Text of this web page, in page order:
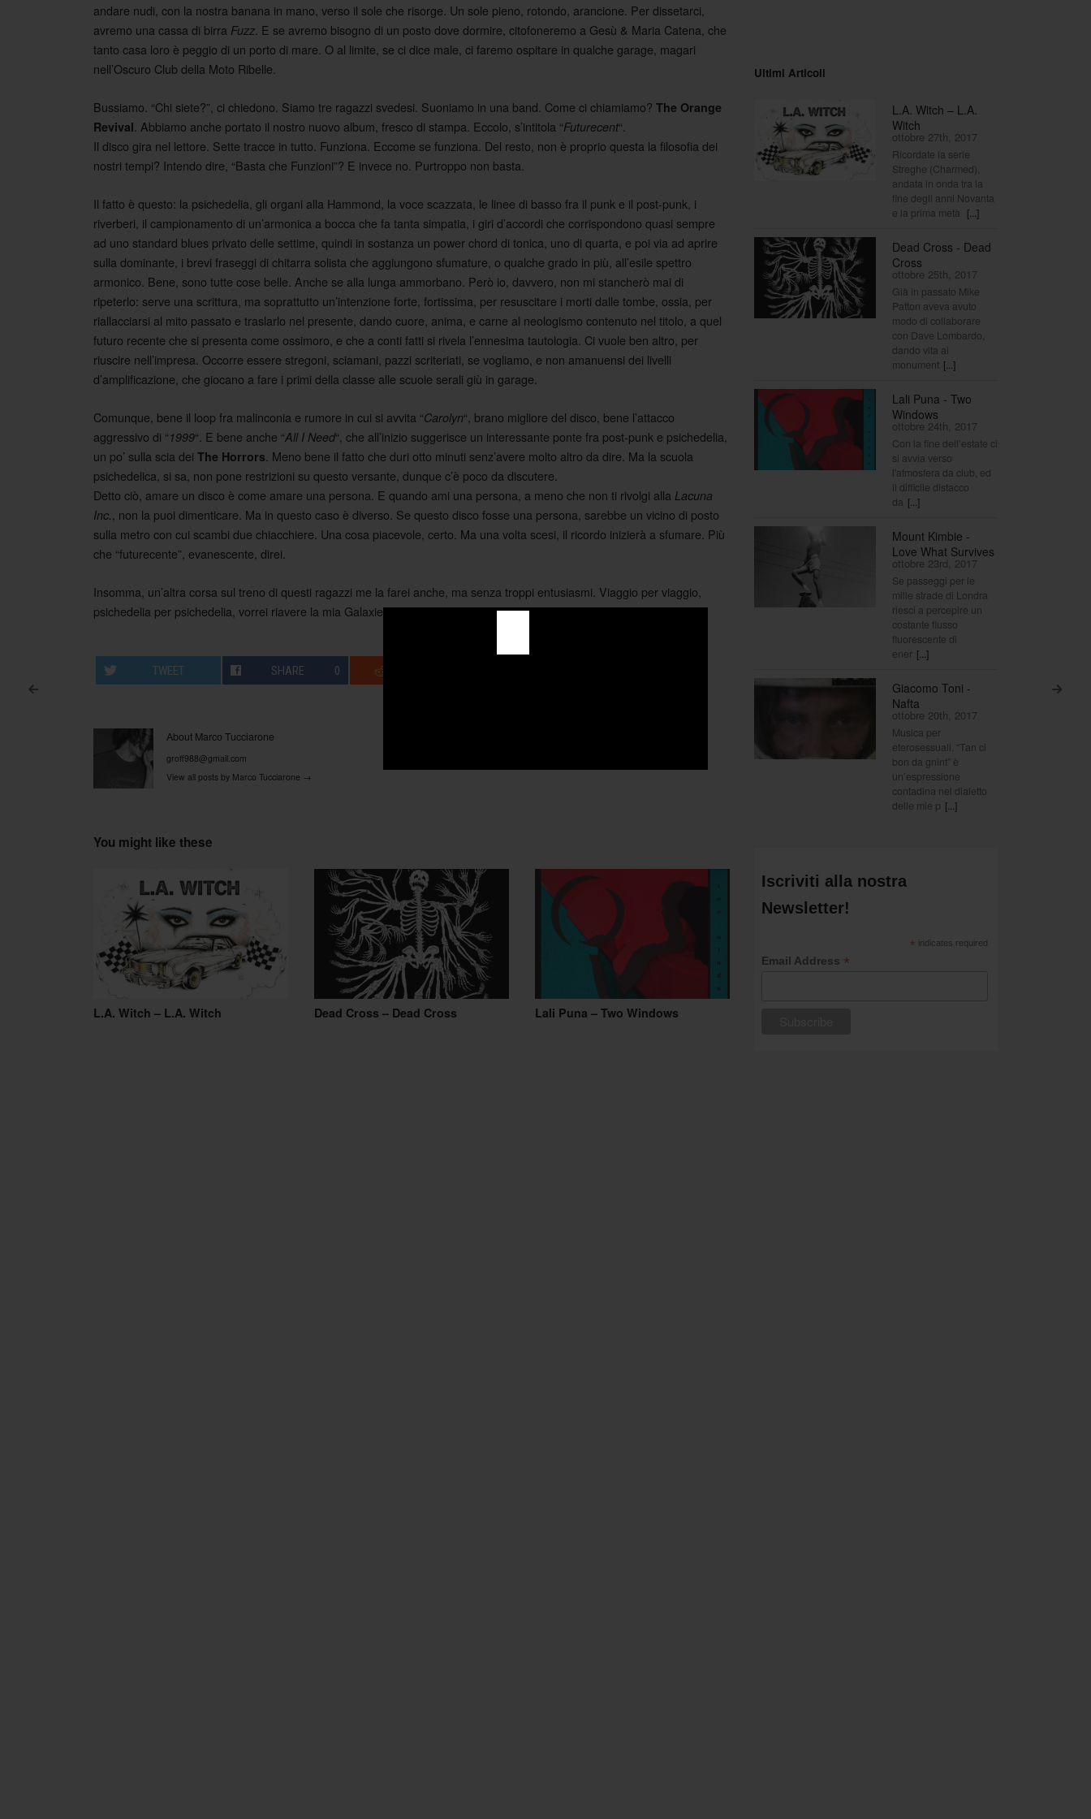
Post navigation
< >
andare nudi, con la nostra banana in mano, verso il sole che risorge. Un sole pieno, rotondo, arancione. Per dissetarci,
avremo una cassa di birra Fuzz . E se avremo bisogno di un posto dove dormire, citofoneremo a Gesù & Maria Catena, che
tanto casa loro è peggio di un porto di mare. O al limite, se ci dice male, ci faremo ospitare in qualche garage, magari
nell’Oscuro Club della Moto Ribelle.
Bussiamo. “Chi siete?”, ci chiedono. Siamo tre ragazzi svedesi. Suoniamo in una band. Come ci chiamiamo? The Orange
Revival . Abbiamo anche portato il nostro nuovo album, fresco di stampa. Eccolo, s’intitola “Futurecent“.
Il disco gira nel lettore. Sette tracce in tutto. Funziona. Eccome se funziona. Del resto, non è proprio questa la filosofia dei
nostri tempi? Intendo dire, “Basta che Funzioni”? E invece no. Purtroppo non basta.
Il fatto è questo: la psichedelia, gli organi alla Hammond, la voce scazzata, le linee di basso fra il punk e il post-punk, i
riverberi, il campionamento di un’armonica a bocca che fa tanta simpatia, i giri d’accordi che corrispondono quasi sempre
ad uno standard blues privato delle settime, quindi in sostanza un power chord di tonica, uno di quarta, e poi via ad aprire
sulla dominante, i brevi fraseggi di chitarra solista che aggiungono sfumature, o qualche grado in più, all’esile spettro
armonico. Bene, sono tutte cose belle. Anche se alla lunga ammorbano. Però io, davvero, non mi stancherò mai di
ripeterlo: serve una scrittura, ma soprattutto un’intenzione forte, fortissima, per resuscitare i morti dalle tombe, ossia, per
riallacciarsi al mito passato e traslarlo nel presente, dando cuore, anima, e carne al neologismo contenuto nel titolo, a quel
futuro recente che si presenta come ossimoro, e che a conti fatti si rivela l’ennesima tautologia. Ci vuole ben altro, per
riuscire nell’impresa. Occorre essere stregoni, sciamani, pazzi scriteriati, se vogliamo, e non amanuensi dei livelli
d’amplificazione, che giocano a fare i primi della classe alle scuole serali giù in garage.
Comunque, bene il loop fra malinconia e rumore in cui si avvita “Carolyn“, brano migliore del disco, bene l’attacco
aggressivo di “1999“. E bene anche “All I Need“, che all’inizio suggerisce un interessante ponte fra post-punk e psichedelia,
un po’ sulla scia dei The Horrors . Meno bene il fatto che duri otto minuti senz’avere molto altro da dire. Ma la scuola
psichedelica, si sa, non pone restrizioni su questo versante, dunque c’è poco da discutere.
Detto ciò, amare un disco è come amare una persona. E quando ami una persona, a meno che non ti rivolgi alla Lacuna
Inc.
, non la puoi dimenticare. Ma in questo caso è diverso. Se questo disco fosse una persona, sarebbe un vicino di posto
sulla metro con cui scambi due chiacchiere. Una cosa piacevole, certo. Ma una volta scesi, il ricordo inizierà a sfumare. Più
che “futurecente”, evanescente, direi.
Insomma, un’altra corsa sul treno di questi ragazzi me la farei anche, ma senza troppi entusiasmi. Viaggio per viaggio,
psichedelia per psichedelia, vorrei riavere la mia Galaxie 500. Subito, ora.
TWEET SHARE 0
About Marco Tucciarone
groff988@gmail.com
View all posts by Marco Tucciarone →
You might like these
L.A. Witch – L.A. Witch Dead Cross – Dead Cross Lali Puna – Two Windows
Ultimi Articoli
L.A. Witch – L.A.
Witch
ottobre 27th, 2017
Ricordate la serie
Streghe (Charmed),
andata in onda tra la
fine degli anni Novanta
e la prima metà [...]
Dead Cross - Dead
Cross
ottobre 25th, 2017
Già in passato Mike
Patton aveva avuto
modo di collaborare
con Dave Lombardo,
dando vita ai
monument [...]
Lali Puna - Two
Windows
ottobre 24th, 2017
Con la fine dell’estate ci
si avvia verso
l'atmosfera da club, ed
il difficile distacco
da [...]
Mount Kimbie -
Love What Survives
ottobre 23rd, 2017
Se passeggi per le
mille strade di Londra
riesci a percepire un
costante flusso
fluorescente di
ener [...]
Giacomo Toni -
Nafta
ottobre 20th, 2017
Musica per
eterosessuali. “Tan ci
bon da gnint” è
un’espressione
contadina nel dialetto
delle mie p [...]
Iscriviti alla nostra
Newsletter!
* indicates required
Email Address *